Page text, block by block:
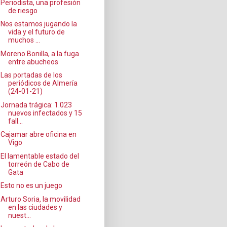
Periodista, una profesión
de riesgo
Nos estamos jugando la
vida y el futuro de
muchos ...
Moreno Bonilla, a la fuga
entre abucheos
Las portadas de los
periódicos de Almería
(24-01-21)
Jornada trágica: 1.023
nuevos infectados y 15
fall...
Cajamar abre oficina en
Vigo
El lamentable estado del
torreón de Cabo de
Gata
Esto no es un juego
Arturo Soria, la movilidad
en las ciudades y
nuest...